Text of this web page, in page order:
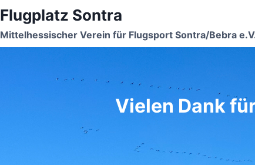
Flugplatz Sontra
Mittelhessischer Verein für Flugsport Sontra/Bebra
Vielen Dank